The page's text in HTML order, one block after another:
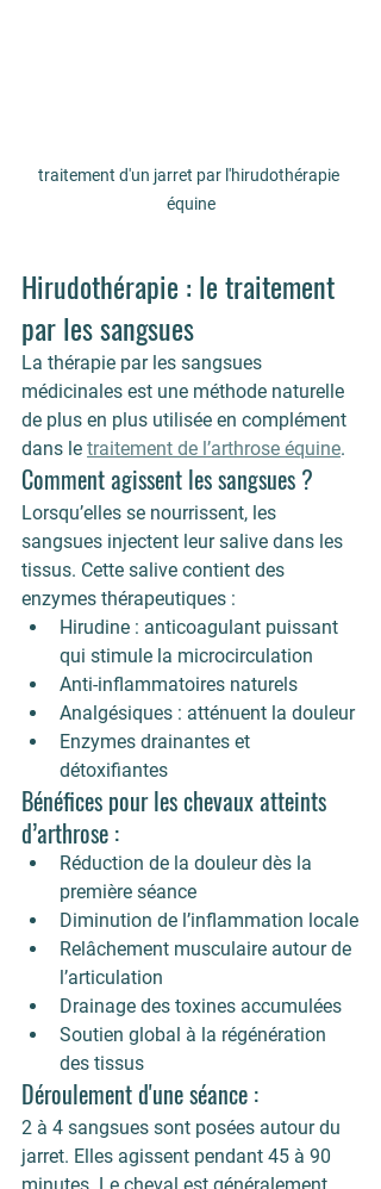
traitement d'un jarret par l'hirudothérapie
équine
Hirudothérapie : le traitement
par les sangsues
La thérapie par les sangsues
médicinales est une méthode naturelle
de plus en plus utilisée en complément
dans le traitement de l’arthrose équine.
Comment agissent les sangsues ?
Lorsqu’elles se nourrissent, les
sangsues injectent leur salive dans les
tissus. Cette salive contient des
enzymes thérapeutiques :
Hirudine : anticoagulant puissant
qui stimule la microcirculation
Anti-inflammatoires naturels
Analgésiques : atténuent la douleur
Enzymes drainantes et
détoxifiantes
Bénéfices pour les chevaux atteints
d’arthrose :
Réduction de la douleur dès la
première séance
Diminution de l’inflammation locale
Relâchement musculaire autour de
l’articulation
Drainage des toxines accumulées
Soutien global à la régénération
des tissus
Déroulement d'une séance :
2 à 4 sangsues sont posées autour du
jarret. Elles agissent pendant 45 à 90
minutes. Le cheval est généralement